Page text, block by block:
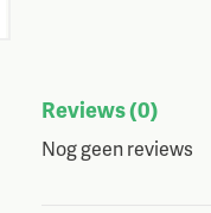
Reviews(0)
Nog geen reviews